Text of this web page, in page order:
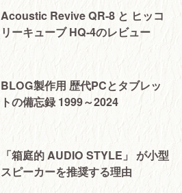
Acoustic Revive QR-8 と ヒッコ
リーキューブ HQ-4のレビュー
BLOG製作用 歴代PCとタブレッ
トの備忘録 1999～2024
「箱庭的 AUDIO STYLE」 が小型
スピーカーを推奨する理由